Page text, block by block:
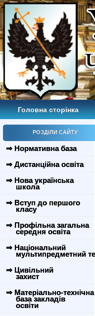
Головна сторінка
РОЗДІЛИ САЙТУ
⇒ Нормативна база
⇒ Дистанційна освіта
⇒ Нова українська
школа
⇒ Вступ до першого
класу
⇒ Профільна загальна
середня освіта
⇒ Національний
мультипредметний
⇒ Цивільний
захист
⇒ Матеріально-технічна
база закладів
освіти